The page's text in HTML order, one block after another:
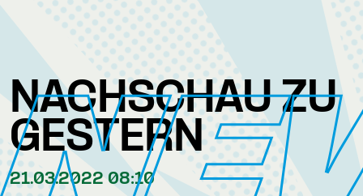
NACHSCHAU ZU
GESTERN
21.03.2022 08:10